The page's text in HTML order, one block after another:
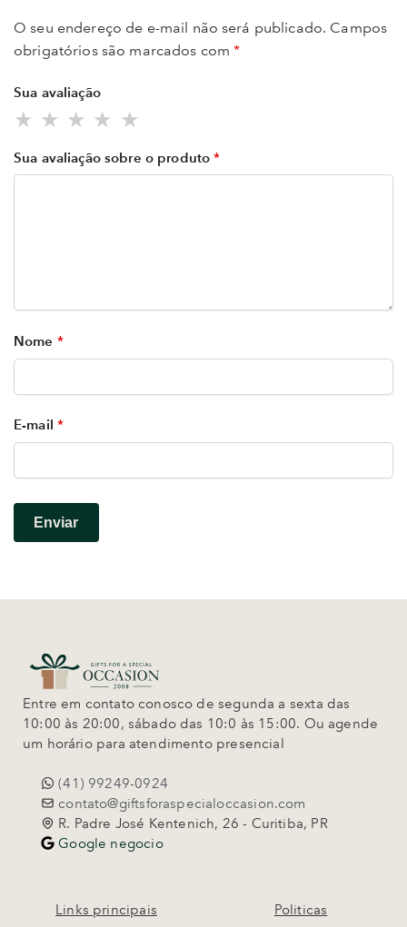
O seu endereço de e-mail não será publicado. Campos
obrigatórios são marcados com*
Sua avaliação
Sua avaliação sobre o produto*
Nome *
E-mail *
Entre em contato conosco de segunda a sexta das
10:00 às 20:00, sábado das 10:0 às 15:00. Ou agende
um horário para atendimento presencial
(41) 99249-0924
contato@giftsforaspecialoccasion.com
R. Padre José Kentenich, 26 - Curitiba, PR
Google negocio
Links principais Politicas